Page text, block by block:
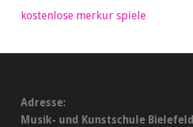
kostenlose merkur spiele
Adresse:
Musik- und Kunstschule Bielefeld